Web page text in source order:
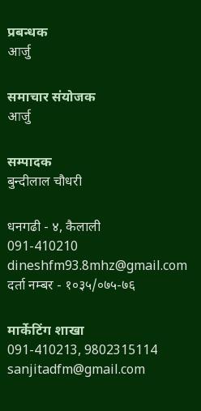
प्रबन्धक
आर्जु
समाचार संयोजक
आर्जु
सम्पादक
बुन्दीलाल चौधरी
धनगढी - ४, कैलाली
091-410210
dineshfm93.8mhz@gmail.com
दर्ता नम्बर - १०३५/०७५-७६
मार्केटिंग शाखा
091-410213, 9802315114
sanjitadfm@gmail.com